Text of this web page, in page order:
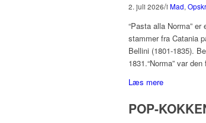
2. juli 2026/i Mad,
“Pasta alla Norma”
stammer fra Catania
Bellini (1801-1835).
1831.“Norma” var
Læs mere
POP-